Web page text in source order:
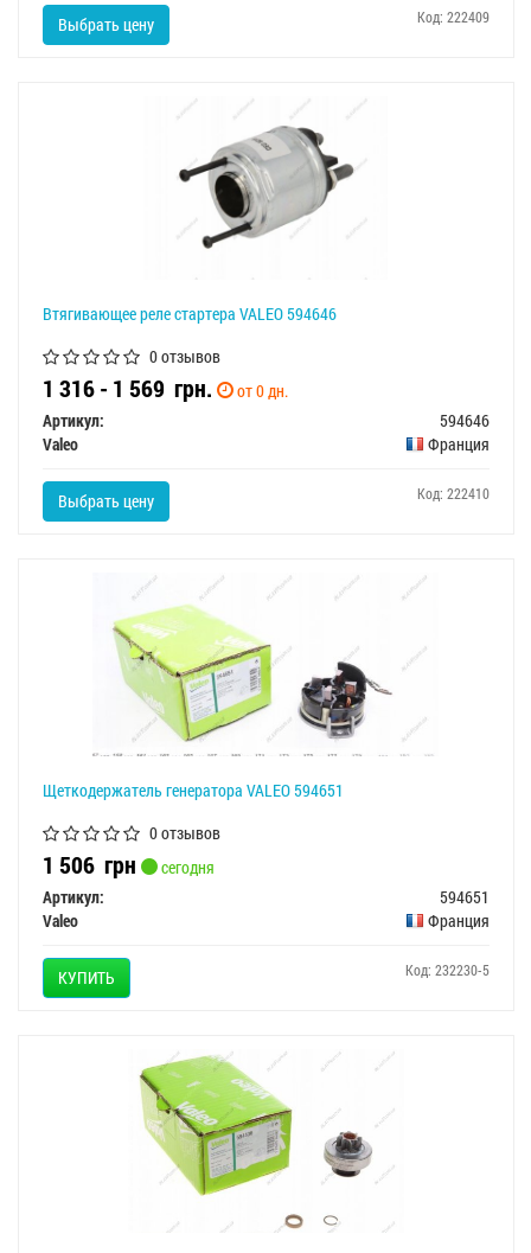
Выбрать цену Код: 222409
Втягивающее реле стартера VALEO 594646
0 отзывов
1 316 - 1 569 грн.
от 0 дн.
Артикул:
594646
Valeo
Франция
Выбрать цену Код: 222410
Щеткодержатель генератора VALEO 594651
0 отзывов
1 506 грн
сегодня
Артикул:
594651
Valeo
Франция
КУПИТЬ Код: 232230-5